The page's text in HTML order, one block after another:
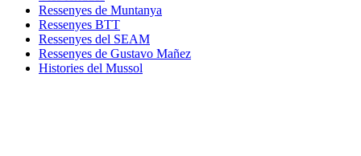
Ressenyes de Muntanya
Ressenyes BTT
Ressenyes del SEAM
Ressenyes de Gustavo Mañez
Histories del Mussol